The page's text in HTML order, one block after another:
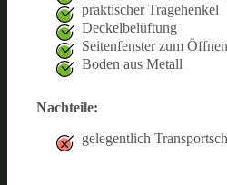
praktischer Tragehenkel
Deckelbelüftung
Seitenfenster zum Öffnen
Boden aus Metall
Nachteile:
gelegentlich